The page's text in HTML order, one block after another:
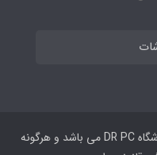
© کلیه حقوق این وبسایت متعلق به فروشگاه DR PC می ‌باشد و هرگونه